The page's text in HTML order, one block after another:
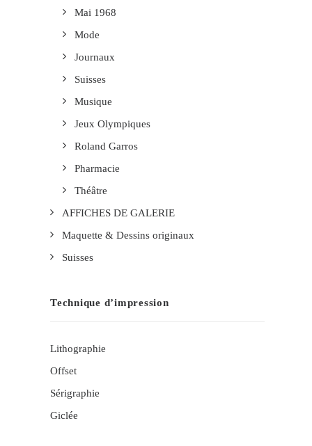
Mai 1968
Mode
Journaux
Suisses
Musique
Jeux Olympiques
Roland Garros
Pharmacie
Théâtre
AFFICHES DE GALERIE
Maquette & Dessins originaux
Suisses
Technique d’impression
Lithographie
Offset
Sérigraphie
Giclée